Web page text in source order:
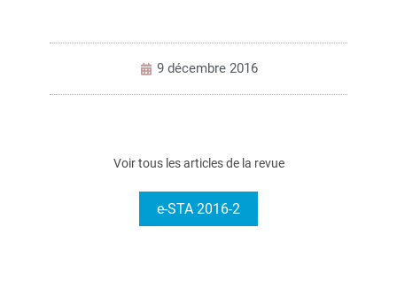
9 décembre 2016
Voir tous les articles de la revue
e-STA 2016-2